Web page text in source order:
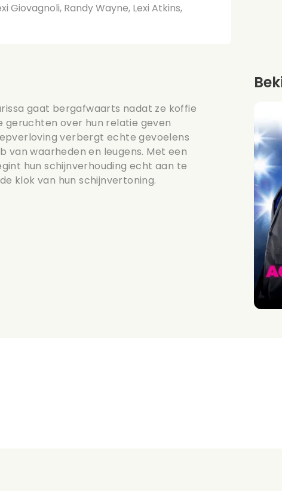
Giovagnoli, Randy Wayne, Lexi Atkins,
gaat bergafwaarts nadat ze koffie
over hun relatie geven
verbergt echte gevoelens
van waarheden en leugens. Met een
hun schijnverhouding echt aan te
klok van hun schijnvertoning.